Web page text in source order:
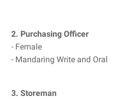
2. Purchasing Officer
- Female
- Mandaring Write and Oral
3. Storeman